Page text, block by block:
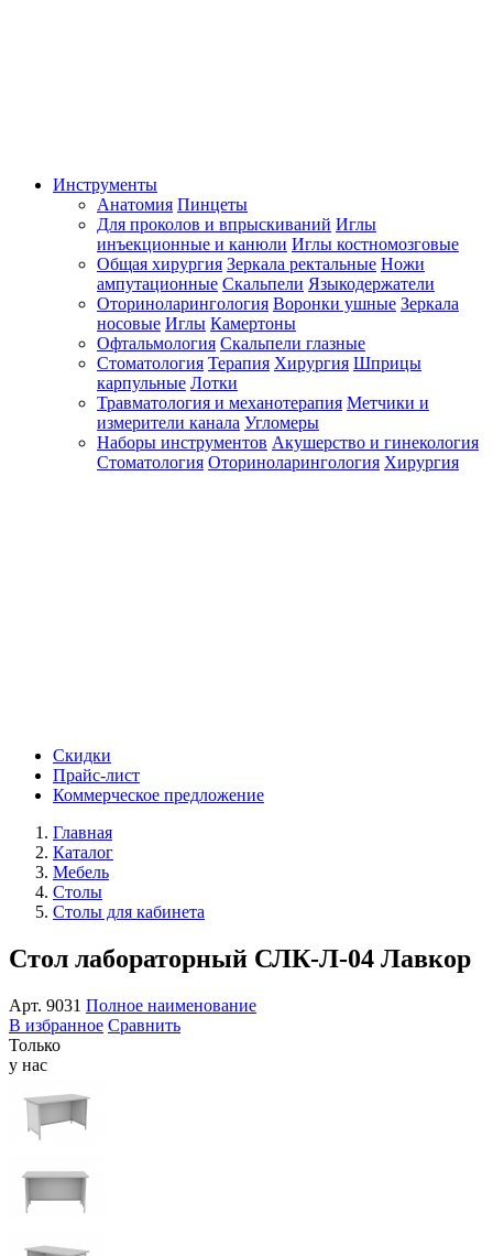
Инструменты
Анатомия Пинцеты
Для проколов и впрыскиваний Иглы
инъекционные и канюли Иглы костномозговые
Общая хирургия Зеркала ректальные Ножи
ампутационные Скальпели Языкодержатели
Оториноларингология Воронки ушные Зеркала
носовые Иглы Камертоны
Офтальмология Скальпели глазные
Стоматология Терапия Хирургия Шприцы
карпульные Лотки
Травматология и механотерапия Метчики и
измерители канала Угломеры
Наборы инструментов Акушерство и гинекология
Стоматология Оториноларингология Хирургия
Скидки
Прайс-лист
Коммерческое предложение
Главная
Каталог
Мебель
Столы
Столы для кабинета
Стол лабораторный СЛК-Л-04 Лавкор
Арт. 9031 Полное наименование
В избранное Сравнить
Только
у нас